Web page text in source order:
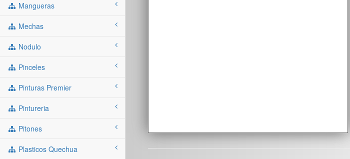
Mangueras
Mechas
Nodulo
Pinceles
Pinturas Premier
Pintureria
Pitones
Plasticos Quechua